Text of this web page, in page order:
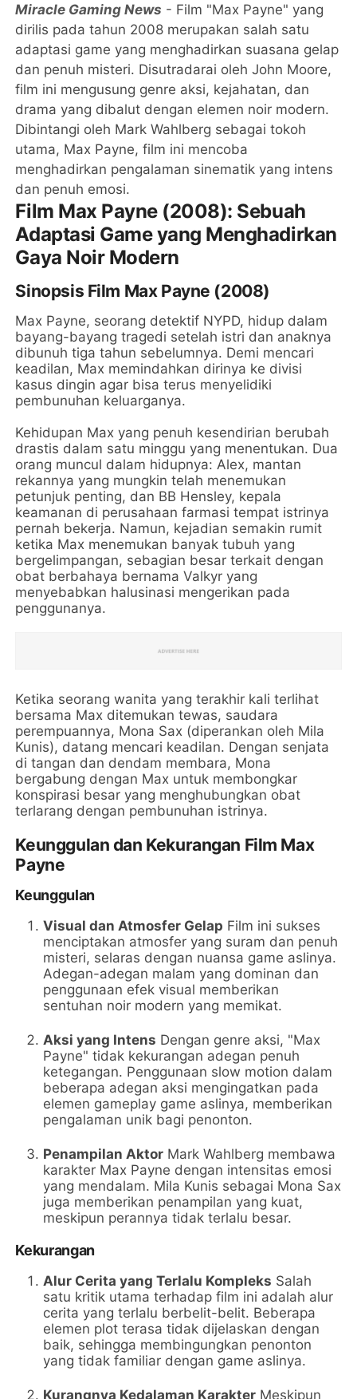
Miracle Gaming News - Film "Max Payne" yang
dirilis pada tahun 2008 merupakan salah satu
adaptasi game yang menghadirkan suasana gelap
dan penuh misteri. Disutradarai oleh John Moore,
film ini mengusung genre aksi, kejahatan, dan
drama yang dibalut dengan elemen noir modern.
Dibintangi oleh Mark Wahlberg sebagai tokoh
utama, Max Payne, film ini mencoba
menghadirkan pengalaman sinematik yang intens
dan penuh emosi.
Film Max Payne (2008): Sebuah
Adaptasi Game yang Menghadirkan
Gaya Noir Modern
Sinopsis Film Max Payne (2008)
Max Payne, seorang detektif NYPD, hidup dalam
bayang-bayang tragedi setelah istri dan anaknya
dibunuh tiga tahun sebelumnya. Demi mencari
keadilan, Max memindahkan dirinya ke divisi
kasus dingin agar bisa terus menyelidiki
pembunuhan keluarganya.
Kehidupan Max yang penuh kesendirian berubah
drastis dalam satu minggu yang menentukan. Dua
orang muncul dalam hidupnya: Alex, mantan
rekannya yang mungkin telah menemukan
petunjuk penting, dan BB Hensley, kepala
keamanan di perusahaan farmasi tempat istrinya
pernah bekerja. Namun, kejadian semakin rumit
ketika Max menemukan banyak tubuh yang
bergelimpangan, sebagian besar terkait dengan
obat berbahaya bernama Valkyr yang
menyebabkan halusinasi mengerikan pada
penggunanya.
Ketika seorang wanita yang terakhir kali terlihat
bersama Max ditemukan tewas, saudara
perempuannya, Mona Sax (diperankan oleh Mila
Kunis), datang mencari keadilan. Dengan senjata
di tangan dan dendam membara, Mona
bergabung dengan Max untuk membongkar
konspirasi besar yang menghubungkan obat
terlarang dengan pembunuhan istrinya.
Keunggulan dan Kekurangan Film Max
Payne
Keunggulan
Visual dan Atmosfer Gelap Film ini sukses
menciptakan atmosfer yang suram dan penuh
misteri, selaras dengan nuansa game aslinya.
Adegan-adegan malam yang dominan dan
penggunaan efek visual memberikan
sentuhan noir modern yang memikat.
Aksi yang Intens Dengan genre aksi, "Max
Payne" tidak kekurangan adegan penuh
ketegangan. Penggunaan slow motion dalam
beberapa adegan aksi mengingatkan pada
elemen gameplay game aslinya, memberikan
pengalaman unik bagi penonton.
Penampilan Aktor Mark Wahlberg membawa
karakter Max Payne dengan intensitas emosi
yang mendalam. Mila Kunis sebagai Mona Sax
juga memberikan penampilan yang kuat,
meskipun perannya tidak terlalu besar.
Kekurangan
Alur Cerita yang Terlalu Kompleks Salah
satu kritik utama terhadap film ini adalah alur
cerita yang terlalu berbelit-belit. Beberapa
elemen plot terasa tidak dijelaskan dengan
baik, sehingga membingungkan penonton
yang tidak familiar dengan game aslinya.
Kurangnya Kedalaman Karakter Meskipun